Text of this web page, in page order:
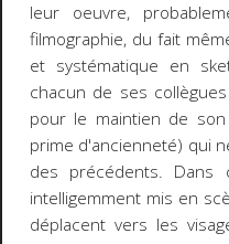
leur oeuvre,
filmographie, du fait
et systématique en
chacun de ses
pour le maintien de
prime d'ancienneté) qui
des précédents. Dans
intelligemment mis en
déplacent vers les